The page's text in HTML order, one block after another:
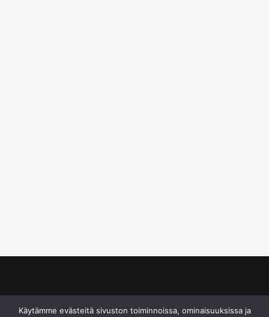
Käytämme evästeitä sivuston toiminnoissa, ominaisuuksissa ja